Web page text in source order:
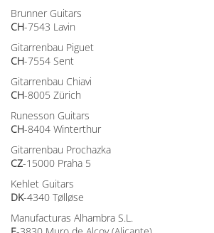
Brunner Guitars
CH-7543 Lavin
Gitarrenbau Piguet
CH-7554 Sent
Gitarrenbau Chiavi
CH-8005 Zürich
Runesson Guitars
CH-8404 Winterthur
Gitarrenbau Prochazka
CZ-15000 Praha 5
Kehlet Guitars
DK-4340 Tølløse
Manufacturas Alhambra S.L.